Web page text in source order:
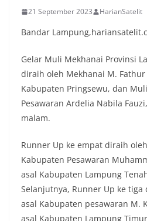
21 September 2023 HarianSatelit
Bandar
Gelar Muli Mekhanai Provinsi
diraih oleh Mekhanai M. Fathur
Kabupaten Pringsewu, dan
Pesawaran Ardelia Nabila
malam.
Runner Up ke empat diraih
Kabupaten Pesawaran
asal Kabupaten Lampung
Selanjutnya, Runner Up ke
asal Kabupaten pesawaran M.
asal Kabupaten Lampung